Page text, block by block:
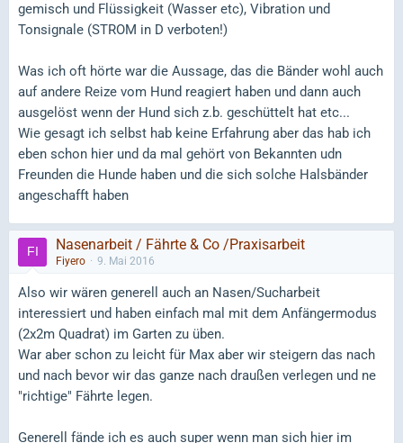
gemisch und Flüssigkeit (Wasser etc), Vibration und
Tonsignale (STROM in D verboten!)
Was ich oft hörte war die Aussage, das die Bänder wohl auch
auf andere Reize vom Hund reagiert haben und dann auch
ausgelöst wenn der Hund sich z.b. geschüttelt hat etc...
Wie gesagt ich selbst hab keine Erfahrung aber das hab ich
eben schon hier und da mal gehört von Bekannten udn
Freunden die Hunde haben und die sich solche Halsbänder
angeschafft haben
Nasenarbeit / Fährte & Co /Praxisarbeit
Fiyero 9. Mai 2016
Also wir wären generell auch an Nasen/Sucharbeit
interessiert und haben einfach mal mit dem Anfängermodus
(2x2m Quadrat) im Garten zu üben.
War aber schon zu leicht für Max aber wir steigern das nach
und nach bevor wir das ganze nach draußen verlegen und ne
"richtige" Fährte legen.
Generell fände ich es auch super wenn man sich hier im